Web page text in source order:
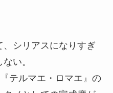
シリアスになりすぎ
い。
テルマエ・ロマエ』の